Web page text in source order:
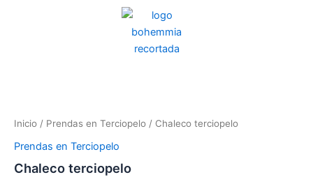
Inicio / Prendas en Terciopelo / Chaleco terciopelo
Prendas en Terciopelo
Chaleco terciopelo